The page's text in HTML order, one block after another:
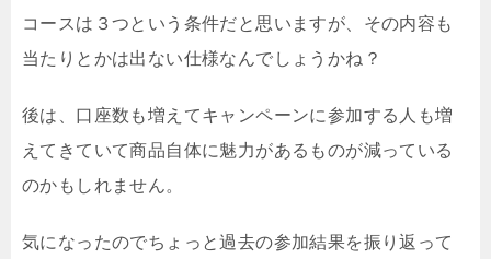
コースは３つという条件だと思いますが、その内容も
当たりとかは出ない仕様なんでしょうかね？
後は、口座数も増えてキャンペーンに参加する人も増
えてきていて商品自体に魅力があるものが減っている
のかもしれません。
気になったのでちょっと過去の参加結果を振り返って